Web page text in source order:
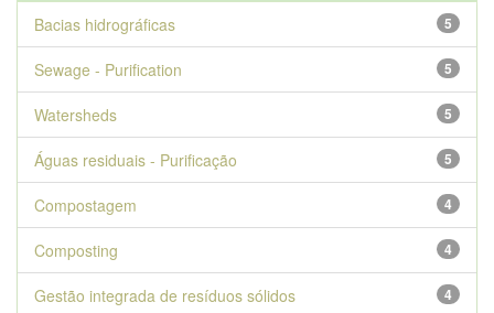
5
Bacias hidrográficas
5
Sewage - Purification
5
Watersheds
5
Águas residuais - Purificação
4
Compostagem
4
Composting
4
Gestão integrada de resíduos sólidos